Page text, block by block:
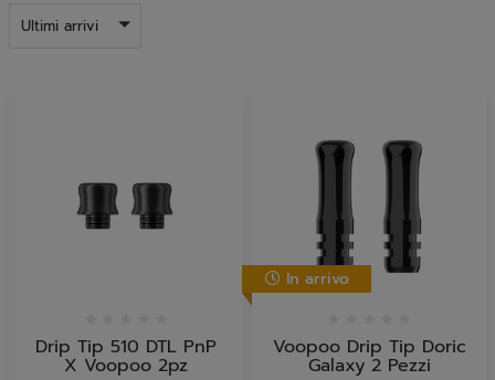
Ultimi arrivi
Drip Tip 510 DTL PnP
X Voopoo 2pz
In arrivo
Voopoo Drip Tip Doric
Galaxy 2 Pezzi